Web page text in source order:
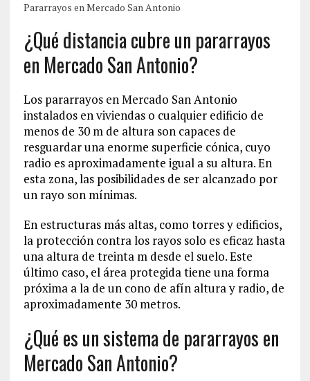
Pararrayos en Mercado San Antonio
¿Qué distancia cubre un pararrayos
en Mercado San Antonio?
Los pararrayos en Mercado San Antonio
instalados en viviendas o cualquier edificio de
menos de 30 m de altura son capaces de
resguardar una enorme superficie cónica, cuyo
radio es aproximadamente igual a su altura. En
esta zona, las posibilidades de ser alcanzado por
un rayo son mínimas.
En estructuras más altas, como torres y edificios,
la protección contra los rayos solo es eficaz hasta
una altura de treinta m desde el suelo. Este
último caso, el área protegida tiene una forma
próxima a la de un cono de afín altura y radio, de
aproximadamente 30 metros.
¿Qué es un sistema de pararrayos en
Mercado San Antonio?